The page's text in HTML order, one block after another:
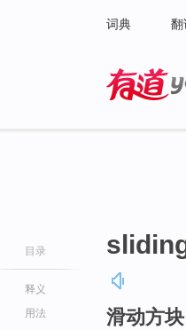
词典 翻
目录
释义
用法
滑动方